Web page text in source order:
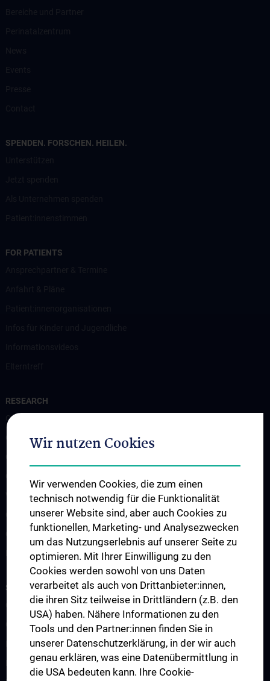
SPENDEN. FORSCHEN. HEILEN.
FOR PATIENTS
RESEARCH
CCP Starter Grant
CCP Next Generation
Wissenschaft in der Geburtshilfe
CCP Researcher
CCP Boards
PPIE - Patient and Public Involvement and Engagement
STUDIES, TRAINING AND FURTHER EDUCATION
CCP Ringvorlesung
CCP Simulation and Innovation Lab
Fortbildungen Geburtshilfe
Fortbildungen Transfusionsmedizin
Wir nutzen Cookies
Wir verwenden Cookies, die zum einen
technisch notwendig für die Funktionalität
unserer Website sind, aber auch Cookies zu
funktionellen, Marketing- und Analysezwecken
um das Nutzungserlebnis auf unserer Seite zu
optimieren. Mit Ihrer Einwilligung zu den
Cookies werden sowohl von uns Daten
verarbeitet als auch von Drittanbieter:innen,
die ihren Sitz teilweise in Drittländern (z.B. den
USA) haben. Nähere Informationen zu den
Tools und den Partner:innen finden Sie in
unserer Datenschutzerklärung, in der wir auch
genau erklären, was eine Datenübermittlung in
die USA bedeuten kann. Ihre Cookie-